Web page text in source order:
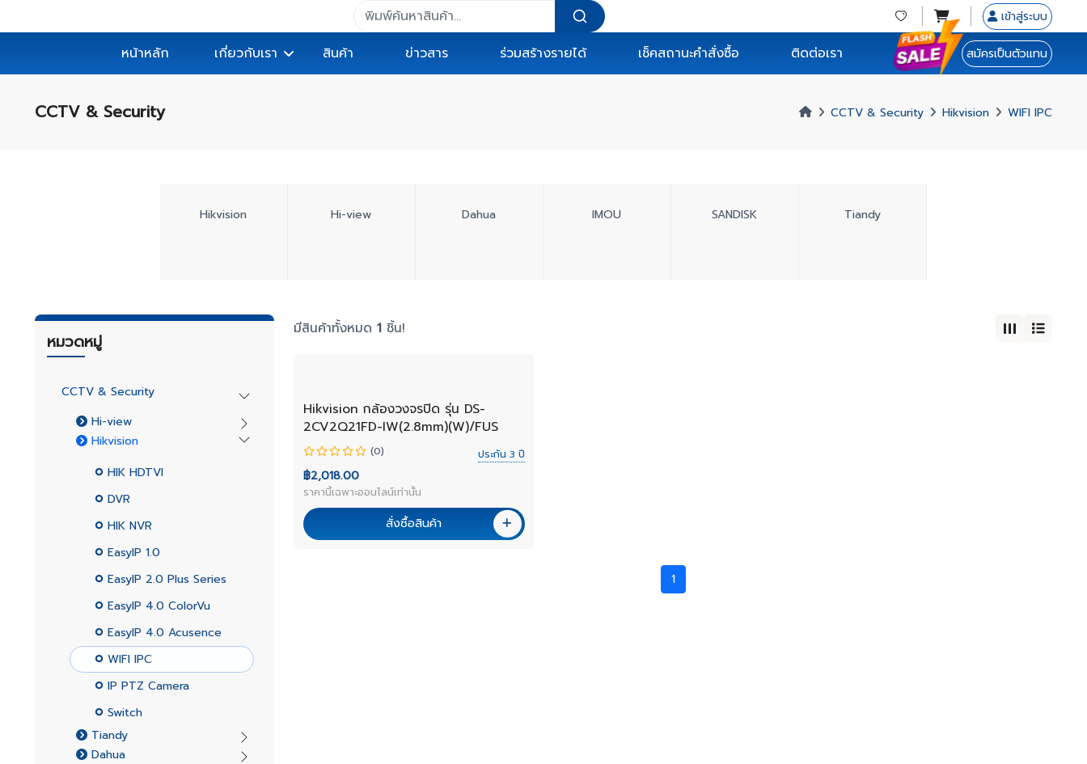
เข้าสู่ระบบ
หน้าหลัก เกี่ยวกับเรา สินค้า ข่าวสาร ร่วมสร้างรายได้ เช็คสถานะคำสั่งซื้อ ติดต่อเรา สมัครเป็นตัวแทน
CCTV & Security CCTV & Security Hikvision WIFI IPC
Hikvision Hi-view Dahua IMOU SANDISK Tiandy
หมวดหมู่
CCTV & Security
Hi-view
Hikvision
HIK HDTVI
DVR
HIK NVR
EasyIP 1.0
EasyIP 2.0 Plus Series
EasyIP 4.0 ColorVu
EasyIP 4.0 Acusence
WIFI IPC
IP PTZ Camera
Switch
Tiandy
Dahua
มีสินค้าทั้งหมด1 ชิ้น!
Hikvision กล้องวงจรปิด รุ่น DS-
2CV2Q21FD-IW(2.8mm)(W)/FUS
(0) ประกัน 3 ปี
฿2,018.00
ราคานี้เฉพาะออนไลน์เท่านั้น
สั่งซื้อสินค้า
1